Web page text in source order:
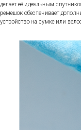
делает её идеальным
ремешок обеспечивает
устройство на сумке или